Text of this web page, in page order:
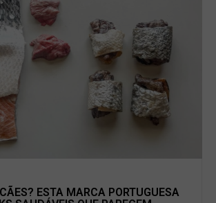
ESTA MARCA PORTUGUESA